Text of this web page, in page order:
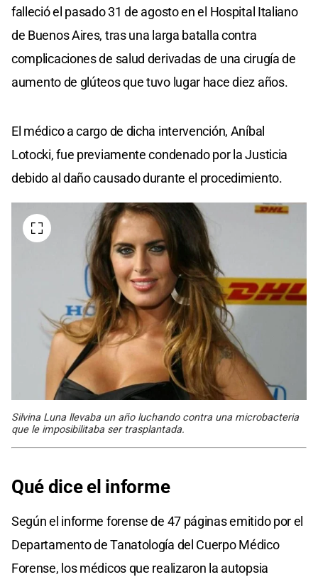
falleció el pasado 31 de agosto en el Hospital Italiano
de Buenos Aires, tras una larga batalla contra
complicaciones de salud derivadas de una cirugía de
aumento de glúteos que tuvo lugar hace diez años.
El médico a cargo de dicha intervención, Aníbal
Lotocki, fue previamente condenado por la Justicia
debido al daño causado durante el procedimiento.
Silvina Luna llevaba un año luchando contra una microbacteria
que le imposibilitaba ser trasplantada.
Qué dice el informe
Según el informe forense de 47 páginas emitido por el
Departamento de Tanatología del Cuerpo Médico
Forense, los médicos que realizaron la autopsia